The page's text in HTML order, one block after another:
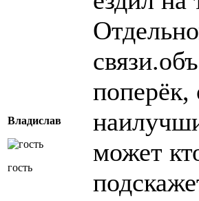
Владислав
гость
может